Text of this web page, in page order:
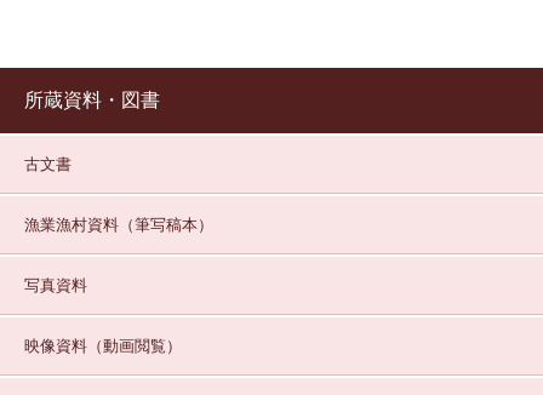
所蔵資料・図書
古文書
漁業漁村資料（筆写稿本）
写真資料
映像資料（動画閲覧）